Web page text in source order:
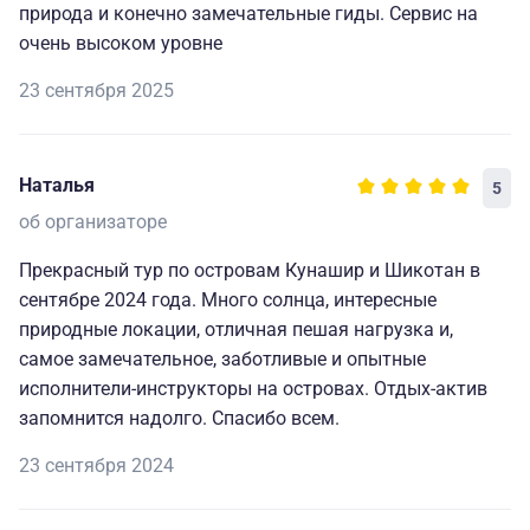
всех ее обитателей, дурного не посоветует. А
рассказать может о многом и показать может многое.
Интеллигентная, спортивная, прекрасная хозяйка
представитель солнечного Сингапура – профессор Ко,
хорошо знающий многие кухни мира. Его высокая
оценка – дорогого стоит.
Кроме того, Татьяна, отлично владеет хорошим
языком, обладает обширным фактографическим
материалом, опытом проведения экскурсий и, как
выяснилось, психологической устойчивостью.
Ключа (залив Касатка). Не доезжая километра 2 до
природа и конечно замечательные гиды. Сервис на
очень высоком уровне
23 сентября 2025
Наталья 5
об организаторе
Прекрасный тур по островам Кунашир и Шикотан в
сентябре 2024 года. Много солнца, интересные
природные локации, отличная пешая нагрузка и,
самое замечательное, заботливые и опытные
исполнители-инструкторы на островах. Отдых-актив
запомнится надолго. Спасибо всем.
23 сентября 2024